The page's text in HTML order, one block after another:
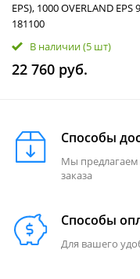
EPS), 1000 OVERLAND EPS
181100
В наличии(5 шт)
22 760 руб.
Способы
Мы
заказа
Способы
Для вашего